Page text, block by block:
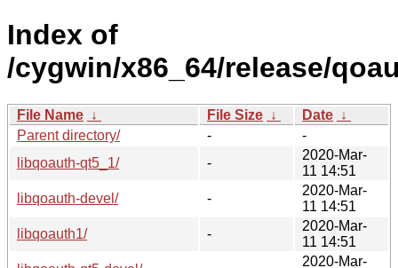
Index of
/cygwin/x86_64/release/
File Name ↓ File Size ↓ Date ↓
Parent directory/
-
-
libqoauth-qt5_1/
-
2020-Mar-
11 14:51
libqoauth-devel/
-
2020-Mar-
11 14:51
libqoauth1/
-
2020-Mar-
11 14:51
2020-Mar-